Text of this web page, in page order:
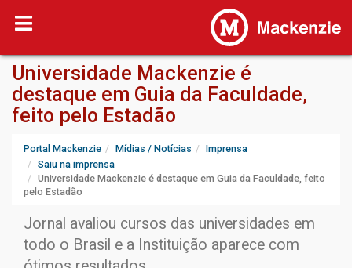
Universidade Mackenzie é
destaque em Guia da Faculdade,
feito pelo Estadão
Portal Mackenzie Mídias / Notícias
Imprensa
Saiu na imprensa
Universidade Mackenzie é destaque em Guia da Faculdade, feito
pelo Estadão
Jornal avaliou cursos das universidades em
todo o Brasil e a Instituição aparece com